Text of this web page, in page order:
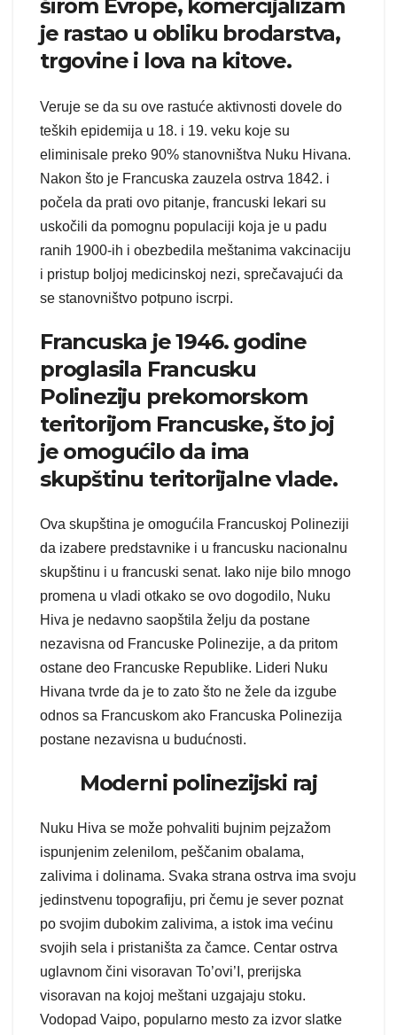
širom Evrope, komercijalizam
je rastao u obliku brodarstva,
trgovine i lova na kitove.
Veruje se da su ove rastuće aktivnosti dovele do
teških epidemija u 18. i 19. veku koje su
eliminisale preko 90% stanovništva Nuku Hivana.
Nakon što je Francuska zauzela ostrva 1842. i
počela da prati ovo pitanje, francuski lekari su
uskočili da pomognu populaciji koja je u padu
ranih 1900-ih i obezbedila meštanima vakcinaciju
i pristup boljoj medicinskoj nezi, sprečavajući da
se stanovništvo potpuno iscrpi.
Francuska je 1946. godine
proglasila Francusku
Polineziju prekomorskom
teritorijom Francuske, što joj
je omogućilo da ima
skupštinu teritorijalne vlade.
Ova skupština je omogućila Francuskoj Polineziji
da izabere predstavnike i u francusku nacionalnu
skupštinu i u francuski senat. Iako nije bilo mnogo
promena u vladi otkako se ovo dogodilo, Nuku
Hiva je nedavno saopštila želju da postane
nezavisna od Francuske Polinezije, a da pritom
ostane deo Francuske Republike. Lideri Nuku
Hivana tvrde da je to zato što ne žele da izgube
odnos sa Francuskom ako Francuska Polinezija
postane nezavisna u budućnosti.
Moderni polinezijski raj
Nuku Hiva se može pohvaliti bujnim pejzažom
ispunjenim zelenilom, peščanim obalama,
zalivima i dolinama. Svaka strana ostrva ima svoju
jedinstvenu topografiju, pri čemu je sever poznat
po svojim dubokim zalivima, a istok ima većinu
svojih sela i pristaništa za čamce. Centar ostrva
uglavnom čini visoravan To’ovi’I, prerijska
visoravan na kojoj meštani uzgajaju stoku.
Vodopad Vaipo, popularno mesto za izvor slatke